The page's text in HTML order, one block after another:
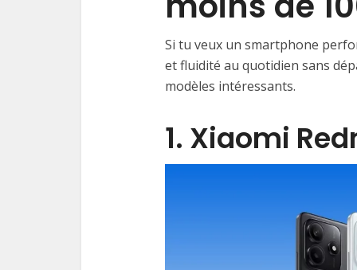
Si tu veux un smartphone
et fluidité au quotidien sans
modèles intéressants.
1. Xiaomi